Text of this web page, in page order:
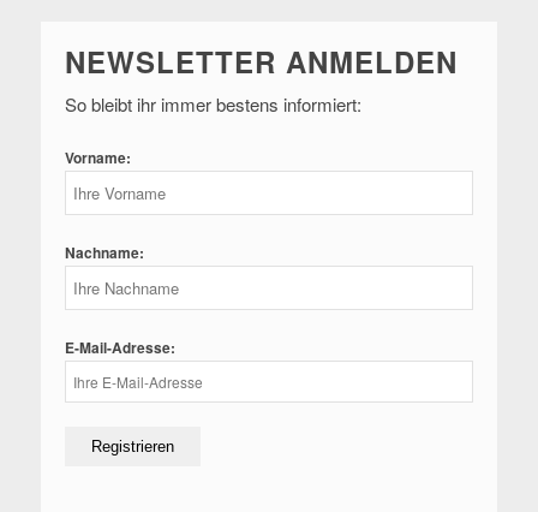
NEWSLETTER ANMELDEN
So bleibt ihr immer bestens informiert:
Vorname:
Nachname:
E-Mail-Adresse: